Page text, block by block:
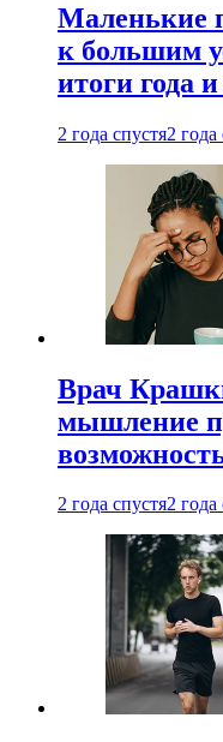
Маленькие
к большим
итоги года
2 года спустя2 года
Врач
мышление
2 года спустя2 года